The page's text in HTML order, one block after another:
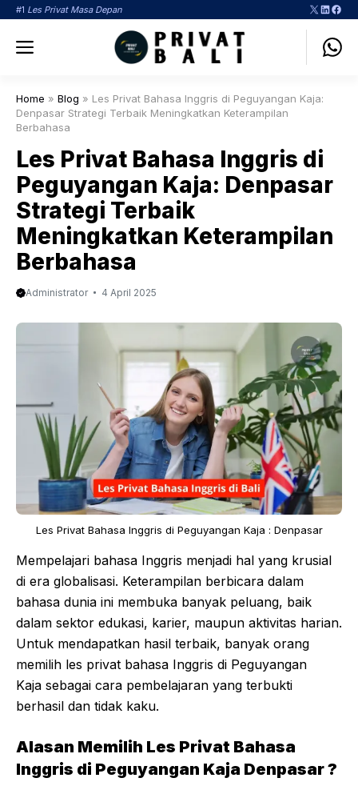
Langsung
#1 Les Privat Masa Depan X
Menu
Home » Blog » Les Privat Bahasa Inggris di Peguyangan Kaja:
Denpasar Strategi Terbaik Meningkatkan Keterampilan
Berbahasa
Les Privat Bahasa Inggris di
Peguyangan Kaja: Denpasar
Strategi Terbaik
Meningkatkan Keterampilan
Berbahasa
Administrator 4 April 2025
Les Privat Bahasa Inggris di Peguyangan Kaja : Denpasar
Mempelajari bahasa Inggris menjadi hal yang krusial
di era globalisasi. Keterampilan berbicara dalam
bahasa dunia ini membuka banyak peluang, baik
dalam sektor edukasi, karier, maupun aktivitas harian.
Untuk mendapatkan hasil terbaik, banyak orang
memilih les privat bahasa Inggris di Peguyangan
Kaja sebagai cara pembelajaran yang terbukti
berhasil dan tidak kaku.
Alasan Memilih Les Privat Bahasa
Inggris di Peguyangan Kaja Denpasar ?